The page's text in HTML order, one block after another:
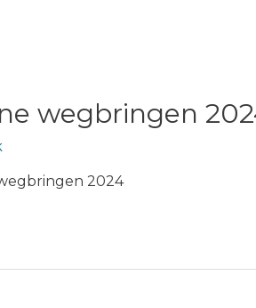
wegbringen
2024